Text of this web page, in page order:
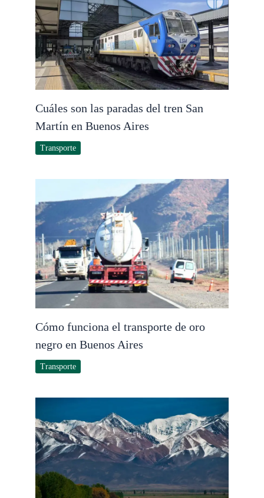
Cuáles son las paradas del tren San
Martín en Buenos Aires
Transporte
Cómo funciona el transporte de oro
negro en Buenos Aires
Transporte